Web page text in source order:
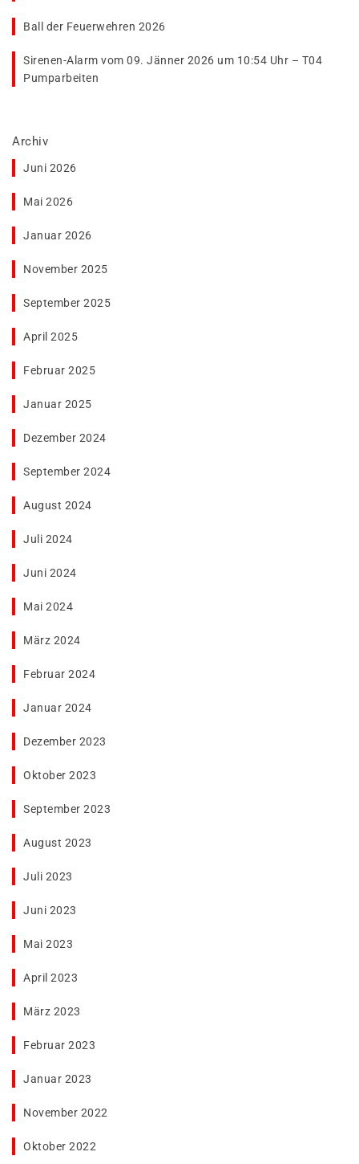
Ball der Feuerwehren 2026
Sirenen-Alarm vom 09. Jänner 2026 um 10:54 Uhr – T04
Pumparbeiten
Archiv
Juni 2026
Mai 2026
Januar 2026
November 2025
September 2025
April 2025
Februar 2025
Januar 2025
Dezember 2024
September 2024
August 2024
Juli 2024
Juni 2024
Mai 2024
März 2024
Februar 2024
Januar 2024
Dezember 2023
Oktober 2023
September 2023
August 2023
Juli 2023
Juni 2023
Mai 2023
April 2023
März 2023
Februar 2023
Januar 2023
November 2022
Oktober 2022